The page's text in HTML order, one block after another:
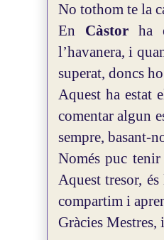
No tothom te la
En Càstor ha
l’havanera, i
superat, doncs
Aquest ha estat
comentar algun
sempre, basant-
Només puc
Aquest tresor,
compartim i
Gràcies